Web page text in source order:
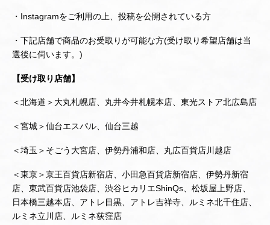
・Instagramをご利用の上、投稿を公開されている方
・下記店舗で商品のお受取りが可能な方(受け取り希望店舗は当
選後に伺います。)
【受け取り店舗】
＜北海道＞大丸札幌店、丸井今井札幌本店、東光ストア北広島店
＜宮城＞仙台エスパル、仙台三越
＜埼玉＞そごう大宮店、伊勢丹浦和店、丸広百貨店川越店
＜東京＞京王百貨店新宿店、小田急百貨店新宿店、伊勢丹新宿
店、東武百貨店池袋店、渋谷ヒカリエShinQs、松坂屋上野店、
日本橋三越本店、アトレ目黒、アトレ吉祥寺、ルミネ北千住店、
ルミネ立川店、ルミネ荻窪店